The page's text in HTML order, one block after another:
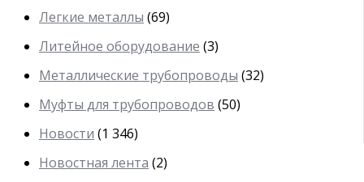
Легкие металлы (69)
Литейное оборудование (3)
Металлические трубопроводы (32)
Муфты для трубопроводов (50)
Новости (1 346)
Новостная лента (2)